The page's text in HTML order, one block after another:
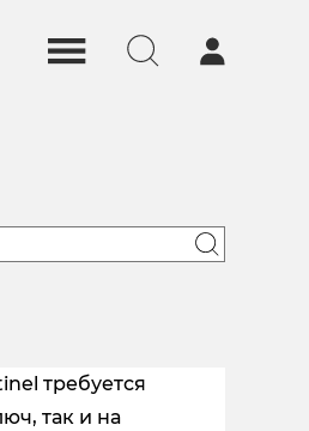
требуется
так и на